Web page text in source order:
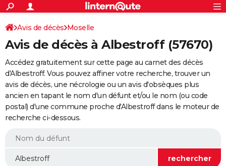
ACTUALITÉS
Politique
Société
Faits Divers
Education
Monde
Villes
+
SPORT
Coupe du monde 2026
Football
Tennis
Cyclisme
Rugby
Forum
Programme TV
TNT
Streaming
Cinéma
Sorties cinéma
Musique
+
FINANCE
Retraite
Impôts
Epargne
Immobilier
Risques naturels par ville
Banque
Assurance
Crédit
AUTO
Essais
Réserver un essai
Citadines
Berlines
SUV
Forum auto
+HIGH-TECH
BRICOLAGE
WEEK-END
Avis de décès Moselle
Avis de décès à Albestroff (57670)
Accédez gratuitement sur cette page au carnet des décès
d'Albestroff. Vous pouvez affiner votre recherche, trouver un
avis de décès, une nécrologie ou un avis d'obsèques plus
ancien en tapant le nom d'un défunt et/ou le nom (ou code
postal) d'une commune proche d'Albestroff dans le moteur de
recherche ci-dessous.